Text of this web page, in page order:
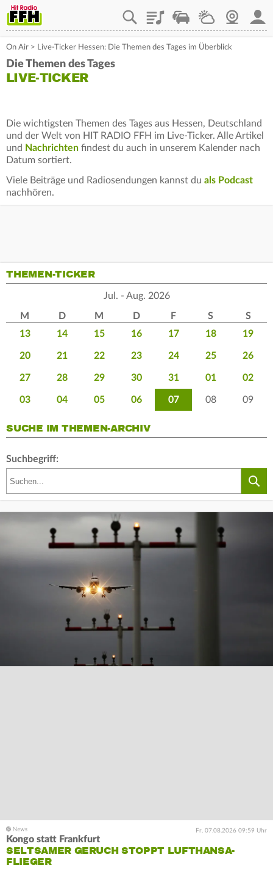
PlaylistStaupilotWetterWebcam
On Air > Live-Ticker Hessen: Die Themen des Tages im Überblick
Die Themen des Tages
LIVE-TICKER
Die wichtigsten Themen des Tages aus Hessen, Deutschland
und der Welt von HIT RADIO FFH im Live-Ticker. Alle Artikel
und Nachrichten findest du auch in unserem Kalender nach
Datum sortiert.
Viele Beiträge und Radiosendungen kannst du als Podcast
nachhören.
THEMEN-TICKER
Jul. - Aug. 2026
M D M D F S
S
13
14 15 16 17 18 19
20 21 22 23 24 25 26
27 28 29 30 31 01 02
03 04 05 06 07 08 09
SUCHE IM THEMEN-ARCHIV
Suchbegriff:
Fr. 07.08.2026 09:59 Uhr
Kongo statt Frankfurt
SELTSAMER GERUCH STOPPT LUFTHANSA-
FLIEGER